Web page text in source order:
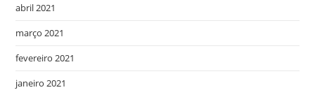
abril 2021
março 2021
fevereiro 2021
janeiro 2021